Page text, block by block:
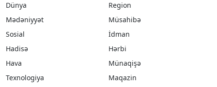
Dünya
Region
Mədəniyyət
Müsahibə
Sosial
İdman
Hadisə
Hərbi
Hava
Münaqişə
Texnologiya
Maqazin